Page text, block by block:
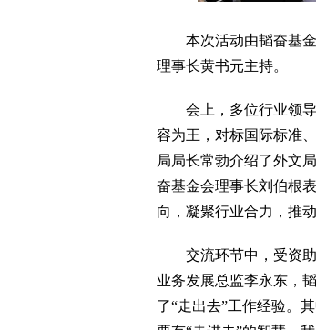
本次活动由韬奋基金
理事长黄书元主持。
会上，多位行业领导
容为王，对标国际标准
局局长常勃介绍了外文
奋基金会理事长刘伯根
向，凝聚行业合力，推
交流环节中，受资助
业务发展总监李永东，
了“走出去”工作经验。